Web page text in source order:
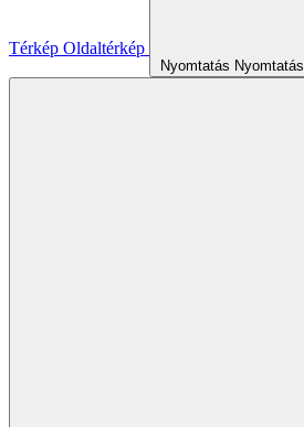
Térkép Oldaltérkép
Nyomtatás Nyomtatás